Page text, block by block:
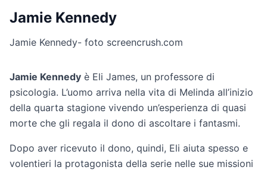
Jamie Kennedy
Jamie Kennedy- foto screencrush.com
Jamie Kennedy è Eli James, un professore di
psicologia. L’uomo arriva nella vita di Melinda all’inizio
della quarta stagione vivendo un’esperienza di quasi
morte che gli regala il dono di ascoltare i fantasmi.
Dopo aver ricevuto il dono, quindi, Eli aiuta spesso e
volentieri la protagonista della serie nelle sue missioni